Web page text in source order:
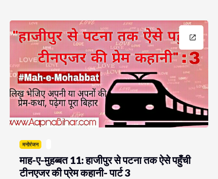
मनोरंजन
माह-ए-मुहब्बत 11: हाजीपुर से पटना तक ऐसे पहुँची
टीनएजर की प्रेम कहानी- पार्ट 3